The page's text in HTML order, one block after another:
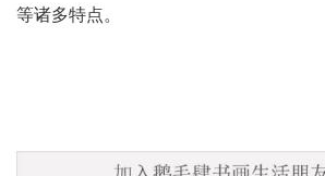
等诸多特点。